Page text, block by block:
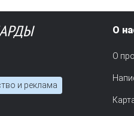
О
О
и реклама